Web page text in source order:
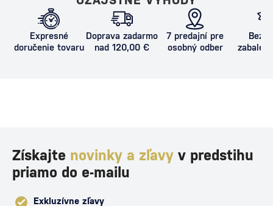
Expresné
doručenie tovaru
Doprava zadarmo
nad 120,00 €
7 predajní pre
osobný odber
Získajte novinky a zľavy v predstihu
priamo do e-mailu
Exkluzívne zľavy